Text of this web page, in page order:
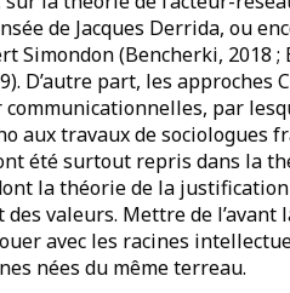
de Jacques Derrida, ou
Simondon (Bencherki, 2018 ;
D’autre part, les approches
par
aux travaux de sociologues
été surtout repris dans la
la théorie de la
valeurs. Mettre de l’avant
avec les racines
nées du même terreau.